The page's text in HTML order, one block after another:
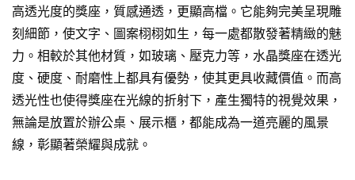
高透光度的獎座，質感通透，更顯高檔。它能夠完美呈現雕
刻細節，使文字、圖案栩栩如生，每一處都散發著精緻的魅
力。相較於其他材質，如玻璃、壓克力等，水晶獎座在透光
度、硬度、耐磨性上都具有優勢，使其更具收藏價值。而高
透光性也使得獎座在光線的折射下，產生獨特的視覺效果，
無論是放置於辦公桌、展示櫃，都能成為一道亮麗的風景
線，彰顯著榮耀與成就。